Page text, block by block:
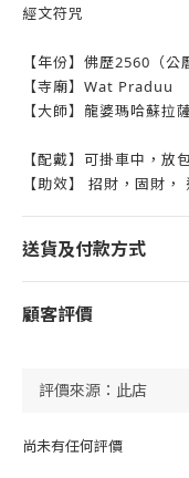
經文符咒
【年份】佛歷2560（公
【寺廟】Wat Praduu
【大師】龍婆瑪哈蘇拉
【配戴】可掛車中，放
【助效】 招財，固財
送貨及付款方式
顧客評價
尚未有任何評價